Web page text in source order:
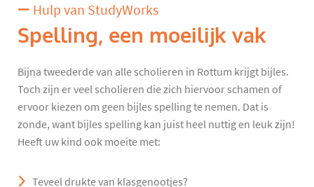
Hulp van StudyWorks
Spelling, een moeilijk vak
Bijna tweederde van alle scholieren in Rottum krijgt bijles.
Toch zijn er veel scholieren die zich hiervoor schamen of
ervoor kiezen om geen bijles spelling te nemen. Dat is
zonde, want bijles spelling kan juist heel nuttig en leuk zijn!
Heeft uw kind ook moeite met:
Teveel drukte van klasgenootjes?